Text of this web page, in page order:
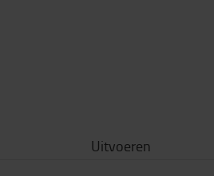
Uitvoeren